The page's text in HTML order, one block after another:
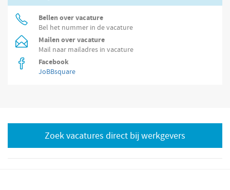
Bellen over vacature
Bel het nummer in de vacature
Mailen over vacature
Mail naar mailadres in vacature
Facebook
JoBBsquare
Zoek vacatures direct bij werkgevers